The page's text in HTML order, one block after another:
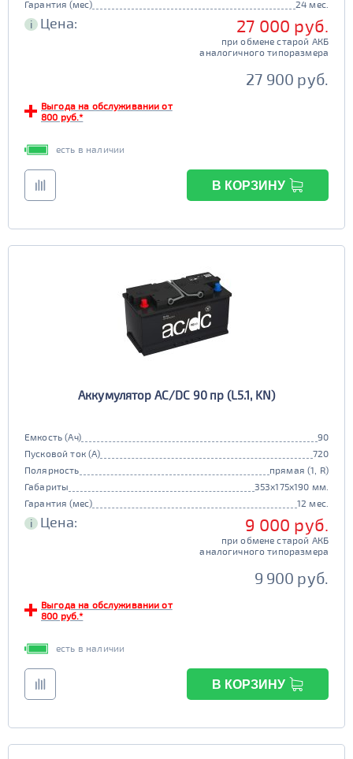
Гарантия (мес) 24 мес.
i Цена: 27 000 руб.
при обмене старой АКБ
аналогичного типоразмера
27 900 руб.
Выгода на обслуживании от
800 руб.*
есть в наличии
В КОРЗИНУ
Аккумулятор AC/DC 90 пр (L5.1, KN)
Емкость (Ач)
90
Пусковой ток (А)
720
Полярность
прямая (1, R)
Габариты
353x175x190 мм.
Гарантия (мес)
12 мес.
i Цена: 9 000 руб.
при обмене старой АКБ
аналогичного типоразмера
9 900 руб.
Выгода на обслуживании от
800 руб.*
есть в наличии
В КОРЗИНУ